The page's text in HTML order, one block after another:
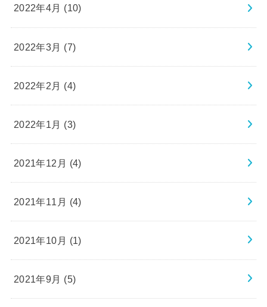
2022年4月 (10)
2022年3月 (7)
2022年2月 (4)
2022年1月 (3)
2021年12月 (4)
2021年11月 (4)
2021年10月 (1)
2021年9月 (5)